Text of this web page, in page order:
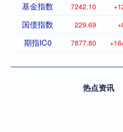
基金指数 7242.10
国债指数 229.69
期指IC0 7877.80
热点资讯